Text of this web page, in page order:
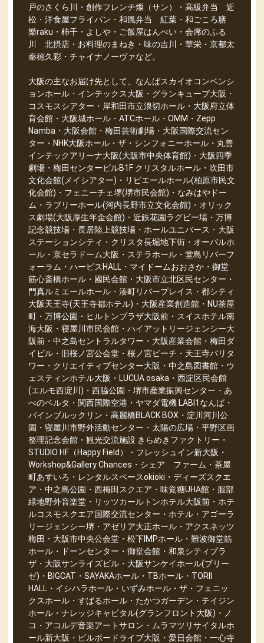
戸のさくら川・創作フレンチ燦（サン）・高級弁当 近
松・洋食屋フライパン・和風弁当 紅葉・和ごころ膳
樂raku・柿千・よしや・ご飯屋はんべい・会席のふる
川 北摂店・お料理のまねき・味の吉川・華栄・京都太
秦穂久彩・チャイナノーヴァなど。
大阪の主なお届け先として、なんばスカイオコンベンシ
ョンホール・インテックス大阪・グランキューブ大阪・
コスモスシアター・岸和田市立浪切ホール・大阪府立体
育会館・大阪城ホール・ATCホール・OMM・Zepp
Namba・大阪会館・梅田芸術劇場・大阪国際交流セン
ター・NHK大阪ホール・ザ・シンフォニーホール・丸善
インテックアリーナ大阪(大阪市中央体育館)・大阪四季
劇場・梅田センタービルB1F クリスタルホール・吹田市
文化会館(メイシアター)・リビエールホール(柏原市民文
化会館)・フェニーチェ堺(堺市民会館)・なみはやドー
ム・ラブリーホール(河内長野市立文化会館)・オリック
ス劇場(大阪厚生年金会館)・近鉄花園ラグビー場・万博
記念競技場・長居陸上競技場・ホールユニバース・大阪
ステーションシティ・クリスタ長堀地下街・オーバルホ
ール・京セラドーム大阪・ステラホール・堂島リバーフ
ォーラム・ハービスHALL・マイドームおおさか・御堂
筋心斎橋ホール・國民会館・大阪市立北区民センター・
門真ルミエールホール・湊町リバープレイス・都シティ
大阪天王寺(天王寺都ホテル)・大阪産業創造館・NU茶屋
町・万博公園・ヒルトンプラザ大阪前・スイスホテル南
海大阪・寝屋川市民会館・ハイアットリージェンシー大
阪前・中之島セントラルタワー・大阪産業会館・梅田ダ
イビル・旧桜ノ宮公会堂・桜ノ宮ビーチ・天王寺バリタ
ワー・クリエイティブセンター大阪・中之島図書館・ウ
ェスティンホテル大阪・LUCUA osaka・西淀区民会館
(エルモ西淀川)・西脇公園・堺市産業振興センター・あ
べのベルタ・関西国際空港・ヤマダ電機 LABI1なんば・
パインブルックリン・高麗橋BLACK BOX・淀川河川公
園・寝屋川市野外活動センター・太陽の広場・平野区画
整理記念会館・観光交流施設 きらめきファクトリー・
STUDIO HF（Happy Field）・フレッシュイン新大阪・
Workshop&Gallery Chances・シェア ファーム・茶屋
町あすいろ・レンタルスペースokioki・ディーズスクエ
ア・中之島公園・西梅田スクエア・味覚糖UHA館・服部
緑地野外音楽堂・リッツカールトンホテル大阪前・ホテ
ルコスモスクエア国際交流センター・ホテル・アゴーラ
リージェンシー堺・アゼリア大正ホール・アクスネッツ
梅田・大阪市中央公会堂・松下IMPホール・難波御堂筋
ホール・ドーンセンター・御堂会館・和泉シティプラ
ザ・大阪サンライズビル・大阪サンケイホール(ブリー
ゼ)・BIGCAT・SAYAKAホール・TBホール・TORII
HALL・イシハラホール・いずみホール・ザ・フェニッ
クスホール・すばるホール・たかつガーデン・テイジン
ホール・ナレッジキャピタル(グランフロント大阪)・ノ
コ・アコルデ音楽アートサロン・ムラマツリサイタルホ
ール新大阪・ビルボードライブ大阪・愛日会館・一心寺